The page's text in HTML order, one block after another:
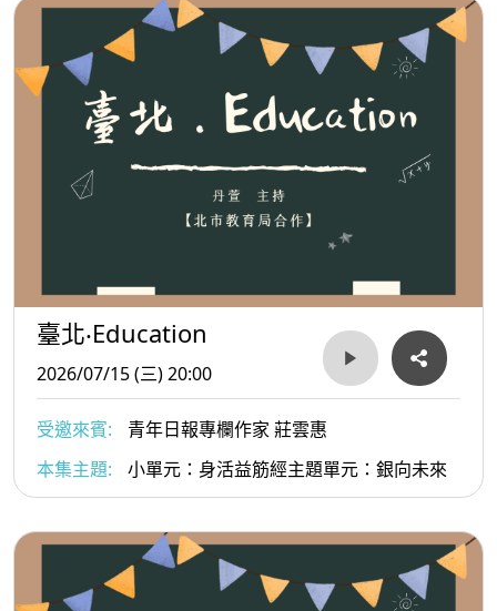
臺北‧Education
2026/07/15 (三) 20:00
受邀來賓:
青年日報專欄作家 莊雲惠
本集主題:
小單元：身活益筋經主題單元：銀向未來